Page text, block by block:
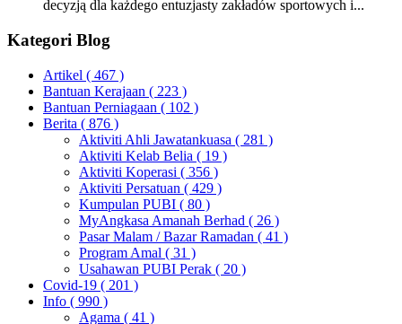
decyzją dla każdego entuzjasty zakładów sportowych i...
Kategori Blog
Artikel ( 467 )
Bantuan Kerajaan ( 223 )
Bantuan Perniagaan ( 102 )
Berita ( 876 )
Aktiviti Ahli Jawatankuasa ( 281 )
Aktiviti Kelab Belia ( 19 )
Aktiviti Koperasi ( 356 )
Aktiviti Persatuan ( 429 )
Kumpulan PUBI ( 80 )
MyAngkasa Amanah Berhad ( 26 )
Pasar Malam / Bazar Ramadan ( 41 )
Program Amal ( 31 )
Usahawan PUBI Perak ( 20 )
Covid-19 ( 201 )
Info ( 990 )
Agama ( 41 )